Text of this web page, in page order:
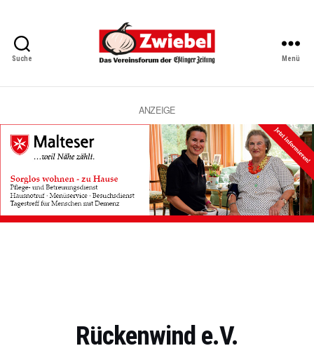
Suche
Vereinsforum
Eßlinger
Zeitung
Menü
ANZEIGE
Rückenwind e.V.